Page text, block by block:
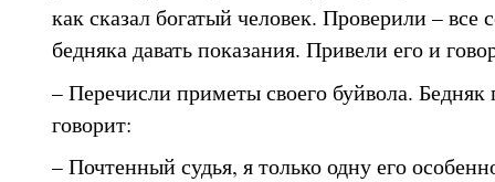
как сказал богатый человек. Проверили – все
бедняка давать показания. Привели его и
– Перечисли приметы своего буйвола. Бедняк
говорит:
– Почтенный судья, я только одну его